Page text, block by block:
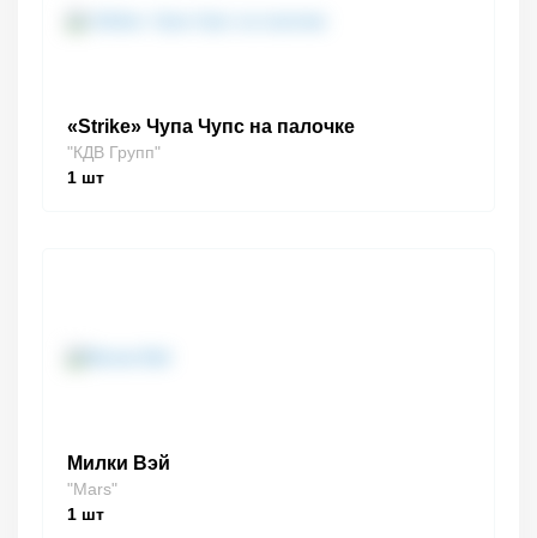
«Strike» Чупа Чупс на палочке
"КДВ Групп"
1 шт
Милки Вэй
"Mars"
1 шт